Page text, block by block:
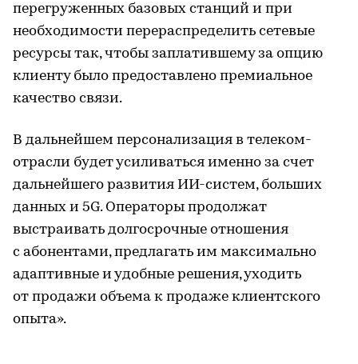
перегруженных базовых станций и при
необходимости перераспределить сетевые
ресурсы так, чтобы заплатившему за опцию
клиенту было предоставлено премиальное
качество связи.
В дальнейшем персонализация в телеком-
отрасли будет усиливаться именно за счет
дальнейшего развития ИИ-систем, больших
данных и 5G. Операторы продолжат
выстраивать долгосрочные отношения
с абонентами, предлагать им максимально
адаптивные и удобные решения, уходить
от продажи объема к продаже клиентского
опыта».